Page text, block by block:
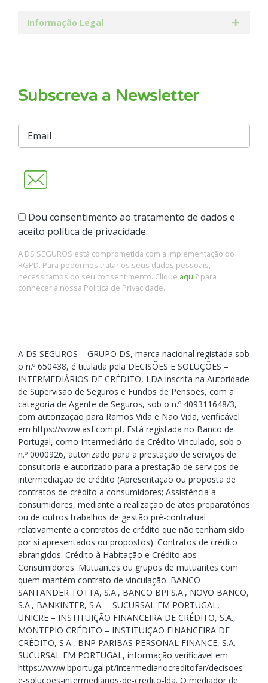
Informação Legal
Subscreva a Newsletter
Dou consentimento ao tratamento de dados e
aceito política de privacidade.
A DS SEGUROS está comprometida com a implementação do
RGPD. Para podermos tratar os seus dados pessoais,
necessitamos do seu consentimento. Clique aqui? para
conhecer a nossa Política de Privacidade.
A DS SEGUROS – GRUPO DS, marca nacional registada sob
o n.º 650438, é titulada pela DECISÕES E SOLUÇÕES –
INTERMEDIÁRIOS DE CRÉDITO, LDA inscrita na Autoridade
de Supervisão de Seguros e Fundos de Pensões, com a
categoria de Agente de Seguros, sob o n.º 409311648/3,
com autorização para Ramos Vida e Não Vida, verificável
em https://www.asf.com.pt. Está registada no Banco de
Portugal, como Intermediário de Crédito Vinculado, sob o
n.º 0000926, autorizado para a prestação de serviços de
consultoria e autorizado para a prestação de serviços de
intermediação de crédito (Apresentação ou proposta de
contratos de crédito a consumidores; Assistência a
consumidores, mediante a realização de atos preparatórios
ou de outros trabalhos de gestão pré-contratual
relativamente a contratos de crédito que não tenham sido
por si apresentados ou propostos). Contratos de crédito
abrangidos: Crédito à Habitação e Crédito aos
Consumidores. Mutuantes ou grupos de mutuantes com
quem mantém contrato de vinculação: BANCO
SANTANDER TOTTA, S.A., BANCO BPI S.A., NOVO BANCO,
S.A., BANKINTER, S.A. – SUCURSAL EM PORTUGAL,
UNICRE – INSTITUIÇÃO FINANCEIRA DE CRÉDITO, S.A.,
MONTEPIO CRÉDITO – INSTITUIÇÃO FINANCEIRA DE
CRÉDITO, S.A., BNP PARIBAS PERSONAL FINANCE, S.A. –
SUCURSAL EM PORTUGAL, informação verificável em
https://www.bportugal.pt/intermediariocreditofar/decisoes-
e-solucoes-intermediarios-de-credito-lda. O mediador de